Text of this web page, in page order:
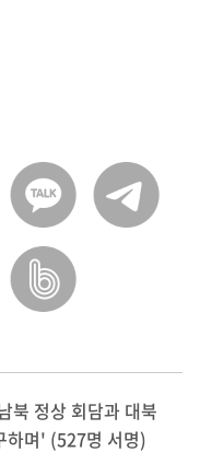
북 정상 회담과 대북
하며' (527명 서명)